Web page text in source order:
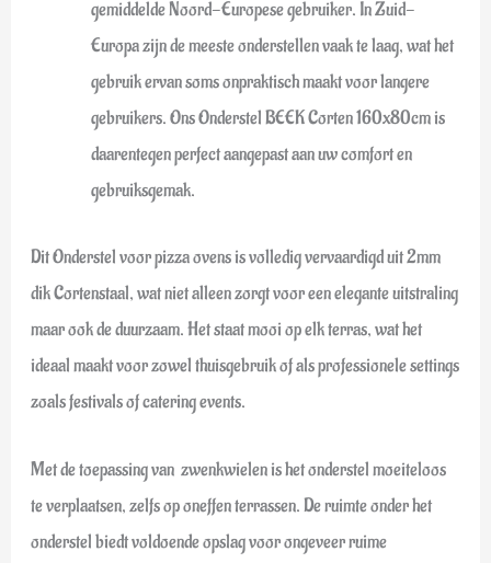
gemiddelde Noord-Europese gebruiker. In Zuid-
Europa zijn de meeste onderstellen vaak te laag, wat het
gebruik ervan soms onpraktisch maakt voor langere
gebruikers. Ons Onderstel BEEK Corten 160x80cm is
daarentegen perfect aangepast aan uw comfort en
gebruiksgemak.
Dit Onderstel voor pizza ovens is volledig vervaardigd uit 2mm
dik Cortenstaal, wat niet alleen zorgt voor een elegante uitstraling
maar ook de duurzaam. Het staat mooi op elk terras, wat het
ideaal maakt voor zowel thuisgebruik of als professionele settings
zoals festivals of catering events.
Met de toepassing van zwenkwielen is het onderstel moeiteloos
te verplaatsen, zelfs op oneffen terrassen. De ruimte onder het
onderstel biedt voldoende opslag voor ongeveer ruime